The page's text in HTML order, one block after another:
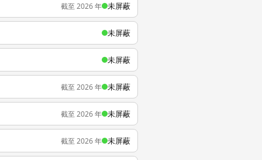
截至 2026 年 未屏蔽
未屏蔽
未屏蔽
截至 2026 年 未屏蔽
截至 2026 年 未屏蔽
截至 2026 年 未屏蔽